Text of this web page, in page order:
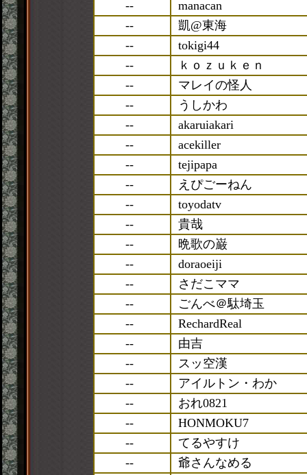
--
manacan
--
凱@東海
--
tokigi44
--
ｋｏｚｕｋｅｎ
--
マレイの怪人
--
うしかわ
--
akaruiakari
--
acekiller
--
tejipapa
--
えぴごーねん
--
toyodatv
--
貴哉
--
晩歌の巌
--
doraoeiji
--
さだこママ
--
ごんべ＠駄埼玉
--
RechardReal
--
由吉
--
スッ空漢
--
アイルトン・わか
--
おれ0821
--
HONMOKU7
--
てるやすけ
--
爺さんなめる